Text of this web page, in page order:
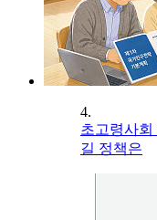
4.
초고령사회
길 정책은